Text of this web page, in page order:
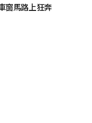
窗馬路上狂奔